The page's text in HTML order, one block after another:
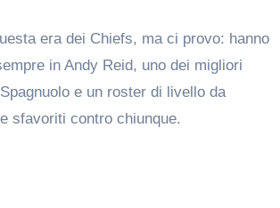
era dei Chiefs, ma ci provo: hanno
in Andy Reid, uno dei migliori
e un roster di livello da
sfavoriti contro chiunque.